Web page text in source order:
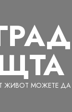
ЖИВОТ МОЖЕТЕ ДА